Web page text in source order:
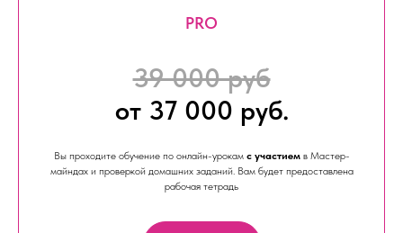
PRO
39 000 руб
от 37 000 руб.
Вы проходите обучение по онлайн-урокам сучастиемв Мастер-
майндах и проверкой домашних заданий. Вам будет предоставлена
рабочая тетрадь